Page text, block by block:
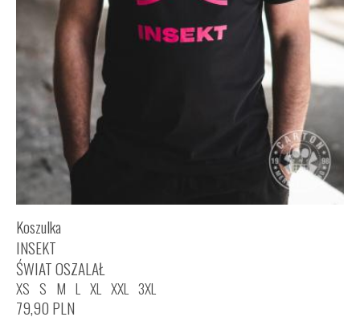
Koszulka
INSEKT
ŚWIAT OSZALAŁ
XS S M L XL XXL 3XL
79,90 PLN